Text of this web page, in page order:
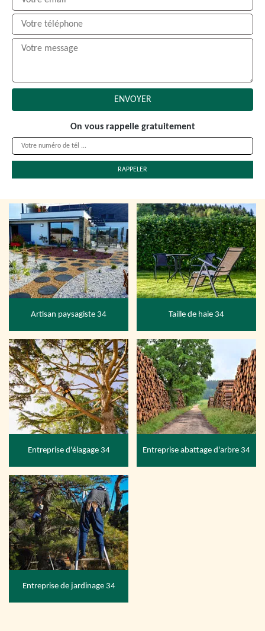
On vous rappelle gratuitement
Artisan paysagiste 34 Taille de haie 34
Entreprise d'élagage 34 Entreprise abattage d'arbre 34
Entreprise de jardinage 34